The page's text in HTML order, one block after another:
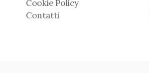
Cookie Policy
Contatti